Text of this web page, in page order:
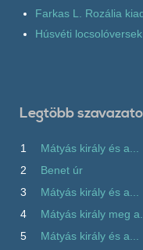
Farkas L. Rozália
Húsvéti locsolóversek
Legtöbb
1
Mátyás király és a...
2
Benet úr
3
Mátyás király és a...
4
Mátyás király meg a...
5
Mátyás király és a...